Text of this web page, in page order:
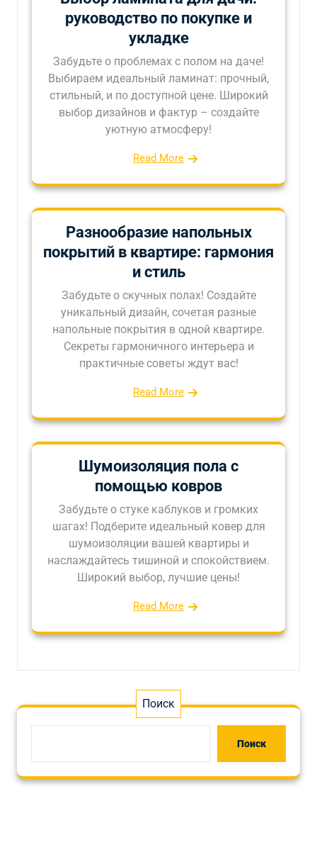
руководство по покупке и
укладке
Забудьте о проблемах с полом на даче!
Выбираем идеальный ламинат: прочный,
стильный, и по доступной цене. Широкий
выбор дизайнов и фактур – создайте
уютную атмосферу!
Read More
Разнообразие напольных
покрытий в квартире: гармония
и стиль
Забудьте о скучных полах! Создайте
уникальный дизайн, сочетая разные
напольные покрытия в одной квартире.
Секреты гармоничного интерьера и
практичные советы ждут вас!
Read More
Шумоизоляция пола с
помощью ковров
Забудьте о стуке каблуков и громких
шагах! Подберите идеальный ковер для
шумоизоляции вашей квартиры и
наслаждайтесь тишиной и спокойствием.
Широкий выбор, лучшие цены!
Read More
Поиск
Поиск